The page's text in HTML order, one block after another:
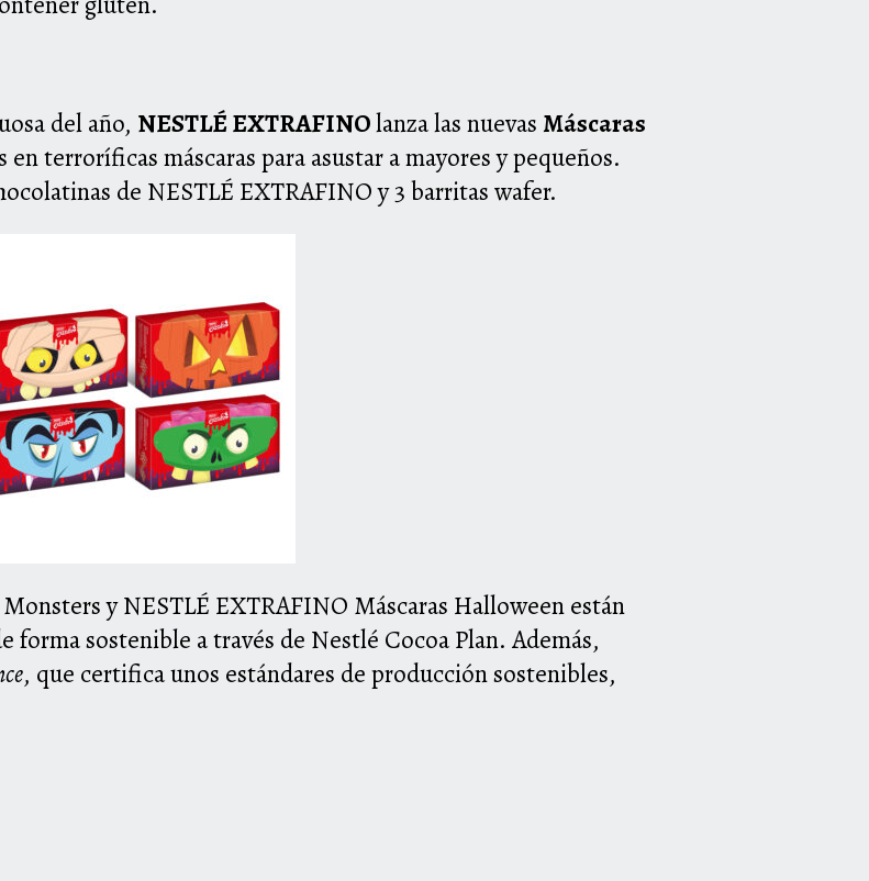
del año, NESTLÉEXTRAFINOlanza las nuevasMáscaras
terroríficas máscaras para asustar a mayores y pequeños.
de NESTLÉ EXTRAFINOy 3 barritas wafer.
y NESTLÉ EXTRAFINO Máscaras Halloween están
forma sostenible a través de Nestlé Cocoa Plan. Además,
, que certifica unos estándares de producción sostenibles,